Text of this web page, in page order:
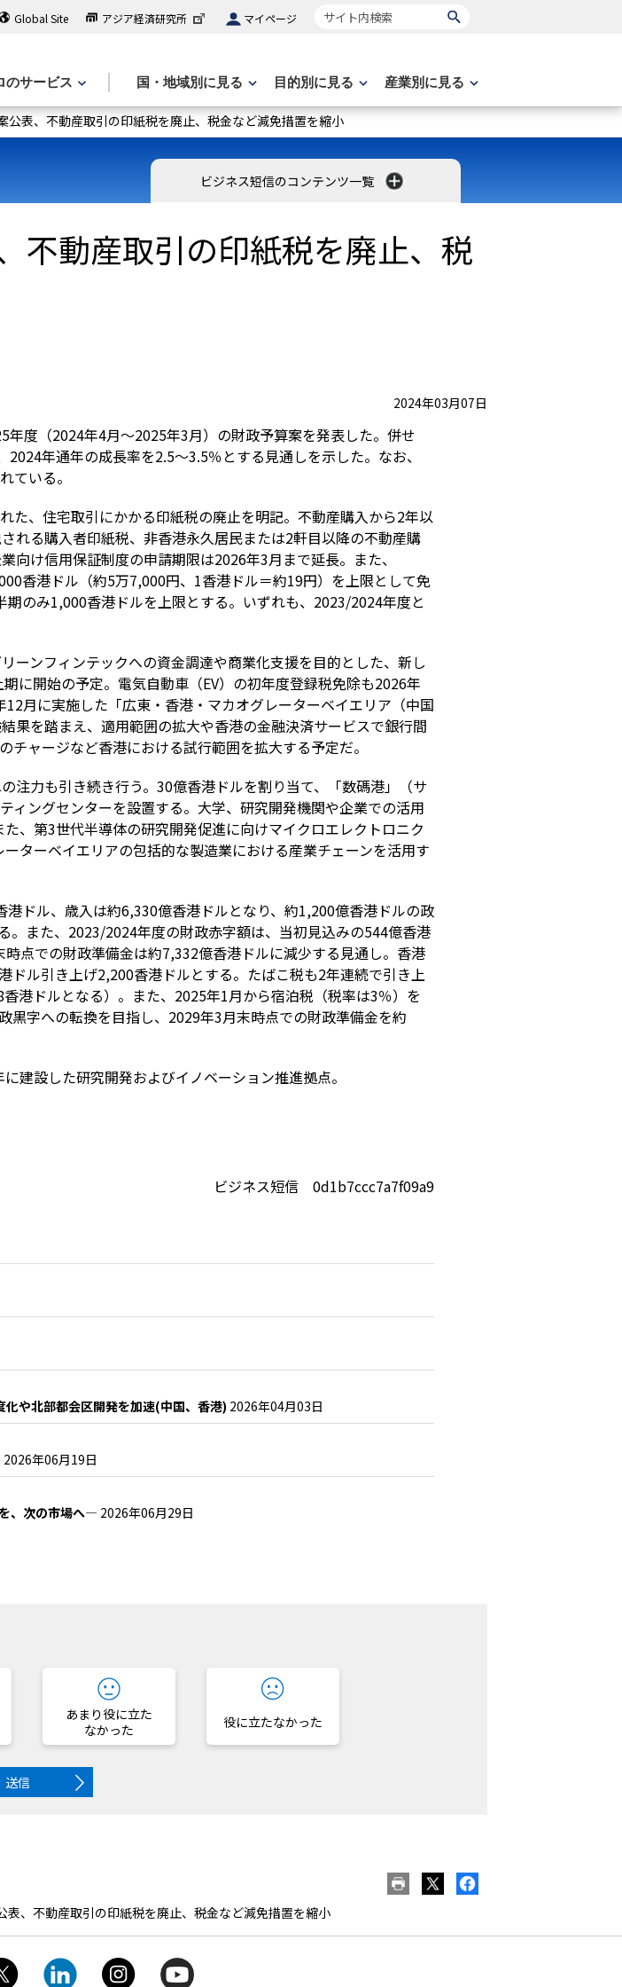
Global Site アジア経済研究所 マイページ サイト内検索
のサービス 国・地域別に見る 目的別に見る 産業別に見る
公表、不動産取引の印紙税を廃止、税金など減免措置を縮小
ビジネス短信のコンテンツ一覧
不動産取引の印紙税を廃止、税
2024年03月07日
年度（2024年4月～2025年3月）の財政予算案を発表した。併せ
2024年通年の成長率を2.5～3.5％とする見通しを示した。なお、
ている。
た、住宅取引にかかる印紙税の廃止を明記。不動産購入から2年以
れる購入者印紙税、非香港永久居民または2軒目以降の不動産購
向け信用保証制度の申請期限は2026年3月まで延長。また、
香港ドル（約5万7,000円、 1香港ドル＝約19円）を上限として免
期のみ1,000香港ドルを上限とする。いずれも、 2023/2024年度と
ーンフィンテックへの資金調達や商業化支援を目的とした、新し
期に開始の予定。電気自動車（EV）の初年度登録税免除も2026年
12月に実施した「広東・香港・マカオグレーターベイエリア（中国
果を踏まえ、適用範囲の拡大や香港の金融決済サービスで銀行間
ャージなど香港における試行範囲を拡大する予定だ。
注力も引き続き行う。 30億香港ドルを割り当て、「数碼港」（サ
ィングセンターを設置する。大学、研究開発機関や企業での活用
、第3世代半導体の研究開発促進に向けマイクロエレクトロニク
ターベイエリアの包括的な製造業における産業チェーンを活用す
港ドル、歳入は約6,330億香港ドルとなり、約1,200億香港ドルの政
。また、 2023/2024年度の財政赤字額は、当初見込みの544億香港
時点での財政準備金は約7,332億香港ドルに減少する見通し。香港
ドル引き上げ2,200香港ドルとする。たばこ税も2年連続で引き上
香港ドルとなる）。また、 2025年1月から宿泊税（税率は3％）を
黒字への転換を目指し、 2029年3月末時点での財政準備金を約
に建設した研究開発およびイノベーション推進拠点。
ビジネス短信 0d1b7ccc7a7f09a9
や北部都会区開発を加速(中国、香港) 2026年04月03日
2026年06月19日
、次の市場へ― 2026年06月29日
あまり役に立た
なかった
役に立たなかった
送信
表、不動産取引の印紙税を廃止、税金など減免措置を縮小